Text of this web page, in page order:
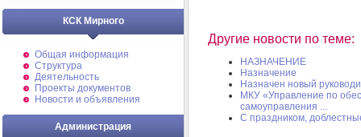
КСК Мирного
Общая информация
Структура
Деятельность
Проекты документов
Новости и объявления
Администрация
Другие новости по теме:
НАЗНАЧЕНИЕ
Назначение
Назначен новый
МКУ «Управление по
самоуправления ...
С праздником,